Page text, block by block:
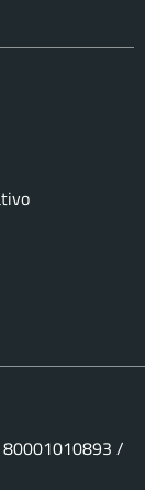
80001010893 /